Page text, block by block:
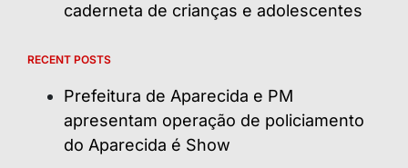
caderneta de crianças e adolescentes
RECENT POSTS
Prefeitura de Aparecida e PM
apresentam operação de policiamento
do Aparecida é Show